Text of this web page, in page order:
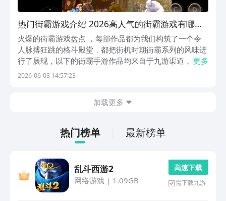
热门街霸游戏介绍 2026高人气的街霸游戏有哪几
款
火爆的街霸游戏盘点 ，每部作品都为我们构筑了一个令
人脉搏狂跳的格斗殿堂，都把街机时期街霸系列的风味进
行了展现，以下的街霸手游作品均来自于九游渠道，作为
阿里巴巴灵犀互娱旗下最具影响力的平台，九游是手游圈
更多
2026-06-03 14:57:23
加载更多
热门榜单 最新榜单
乱斗西游2
网络游戏| 1.09GB
高 速 下 载
需下载九游